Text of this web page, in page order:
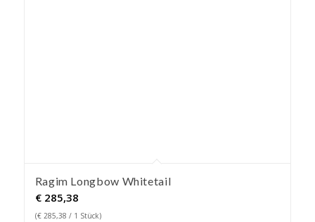
Ragim Longbow Whitetail
€285,38
(€285,38 / 1 Stück)